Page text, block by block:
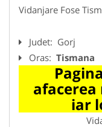
Vidanjare Fose
Judet: Gorj
Oras: Tismana
iar